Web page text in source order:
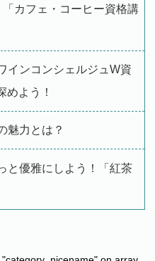
カフェ・コーヒー資格講
インコンシェルジュW資
めよう！
魅力とは？
と優雅にしよう！「紅茶